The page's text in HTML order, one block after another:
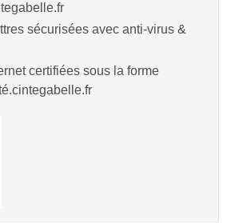
sécurisées avec anti-virus &
certifiées sous la forme